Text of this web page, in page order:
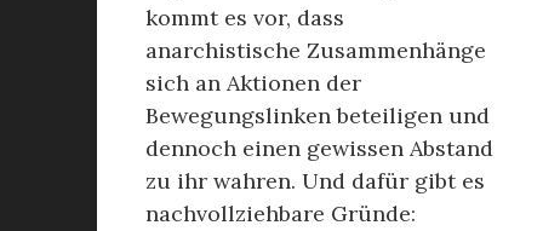
kommt es vor, dass
anarchistische Zusammenhänge
sich an Aktionen der
Bewegungslinken beteiligen und
dennoch einen gewissen Abstand
zu ihr wahren. Und dafür gibt es
nachvollziehbare Gründe: